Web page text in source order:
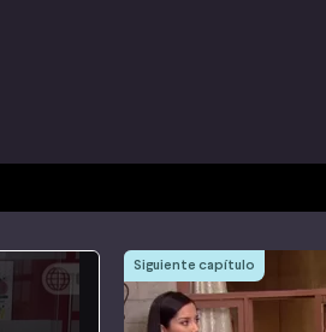
Siguiente capítulo